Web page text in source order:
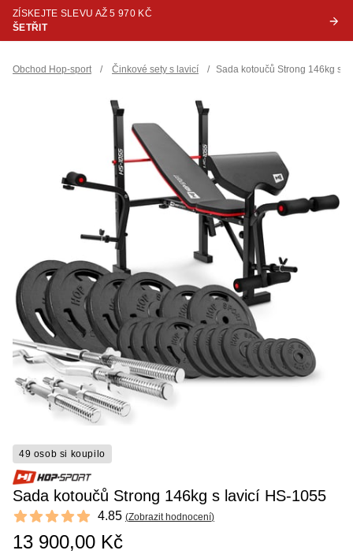
ZÍSKEJTE SLEVU AŽ 5 970 KČ
ŠETŘIT
Obchod Hop-sport / Činkové sety s lavicí / Sada kotoučů Strong 146kg s
49 osob si koupilo
Sada kotoučů Strong 146kg s lavicí HS-1055
Reviews
4.85 out of 5 stars 4.85 (Zobrazit hodnocení)
13 900,00 Kč